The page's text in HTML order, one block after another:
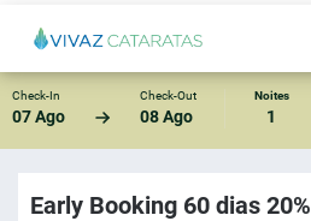
Check-In
07 Ago
Check-Out
08 Ago
Noites
1
Early Booking 60 dias 20%